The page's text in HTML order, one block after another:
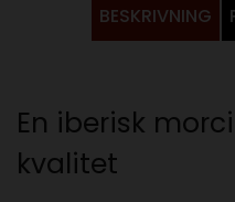
BESKRIVNING
En iberisk
kvalitet